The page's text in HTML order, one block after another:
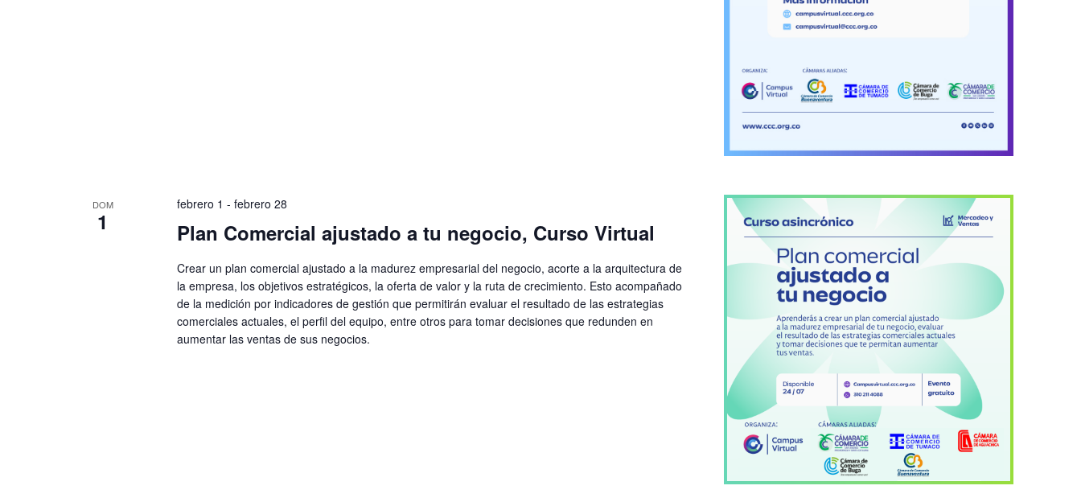
DOM
1
febrero 1 - febrero 28
Plan Comercial ajustado a tu negocio, Curso Virtual
Crear un plan comercial ajustado a la madurez empresarial del negocio, acorte a la arquitectura de
la empresa, los objetivos estratégicos, la oferta de valor y la ruta de crecimiento. Esto acompañado
de la medición por indicadores de gestión que permitirán evaluar el resultado de las estrategias
comerciales actuales, el perfil del equipo, entre otros para tomar decisiones que redunden en
aumentar las ventas de sus negocios.